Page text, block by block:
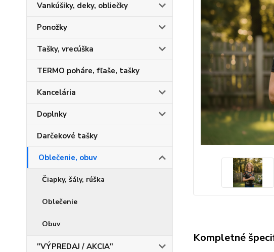
Vankúšiky, deky, obliečky
Ponožky
Tašky, vrecúška
TERMO poháre, fľaše, tašky
Kancelária
Doplnky
Darčekové tašky
Oblečenie, obuv
Čiapky, šály, rúška
Oblečenie
Obuv
"VÝPREDAJ / AKCIA"
Kompletné